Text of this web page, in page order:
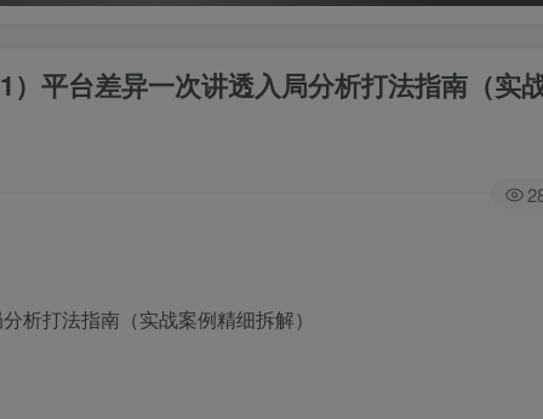
）平台差异一次讲透入局分析打法指南（实
析打法指南（实战案例精细拆解）